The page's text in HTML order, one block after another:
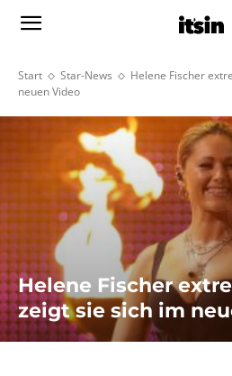
Start Star-News
Helene Fischer
neuen Video
Helene Fischer
zeigt sie sich im